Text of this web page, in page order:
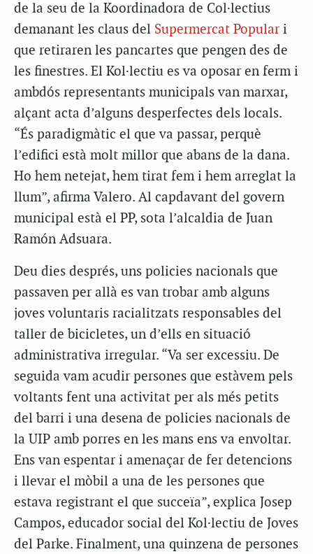
de la seu de la Koordinadora de Col·lectius
demanant les claus del Supermercat Popular i
que retiraren les pancartes que pengen des de
les finestres. El Kol·lectiu es va oposar en ferm i
ambdós representants municipals van marxar,
alçant acta d’alguns desperfectes dels locals.
“És paradigmàtic el que va passar, perquè
l’edifici està molt millor que abans de la dana.
Ho hem netejat, hem tirat fem i hem arreglat la
llum”, afirma Valero. Al capdavant del govern
municipal està el PP, sota l’alcaldia de Juan
Ramón Adsuara.
Deu dies després, uns policies nacionals que
passaven per allà es van trobar amb alguns
joves voluntaris racialitzats responsables del
taller de bicicletes, un d’ells en situació
administrativa irregular. “Va ser excessiu. De
seguida vam acudir persones que estàvem pels
voltants fent una activitat per als més petits
del barri i una desena de policies nacionals de
la UIP amb porres en les mans ens va envoltar.
Ens van espentar i amenaçar de fer detencions
i llevar el mòbil a una de les persones que
estava registrant el que succeïa”, explica Josep
Campos, educador social del Kol·lectiu de Joves
del Parke. Finalment, una quinzena de persones